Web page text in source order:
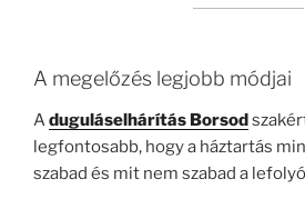
A megelőzés legjobb módjai
Aduguláselhárítás Borsod
legfontosabb, hogy a háztartás
szabad és mit nem szabad a